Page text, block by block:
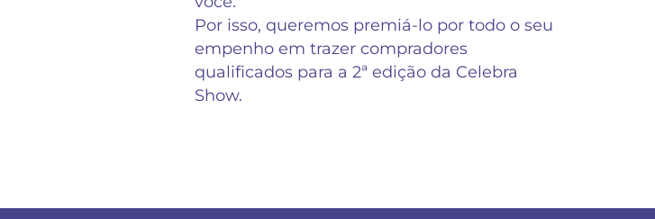
Por isso, queremos premiá-lo por todo o seu
empenho em trazer compradores
qualificados para a 2ª edição da Celebra
Show.